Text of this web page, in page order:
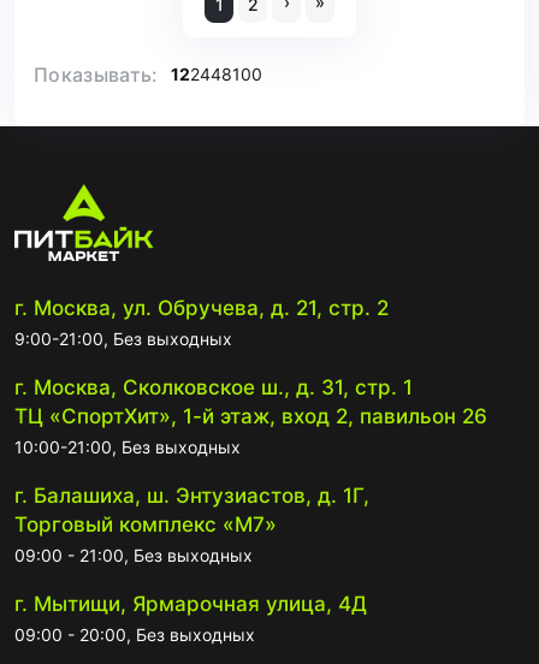
Показывать: 122448100
г. Москва, ул. Обручева, д. 21, стр. 2
9:00-21:00, Без выходных
г. Москва, Сколковское ш., д. 31, стр. 1
ТЦ «СпортХит», 1-й этаж, вход 2, павильон 26
10:00-21:00, Без выходных
г. Балашиха, ш. Энтузиастов, д. 1Г,
Торговый комплекс «М7»
09:00 - 21:00, Без выходных
г. Мытищи, Ярмарочная улица, 4Д
09:00 - 20:00, Без выходных